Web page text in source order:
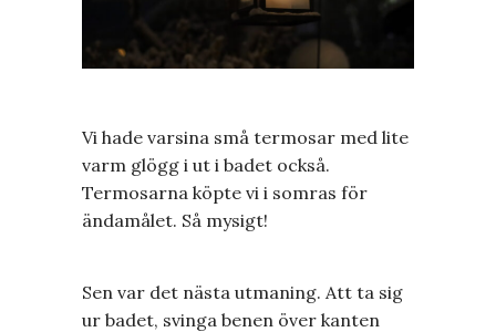
Vi hade varsina små termosar med lite
varm glögg i ut i badet också.
Termosarna köpte vi i somras för
ändamålet. Så mysigt!
Sen var det nästa utmaning. Att ta sig
ur badet, svinga benen över kanten